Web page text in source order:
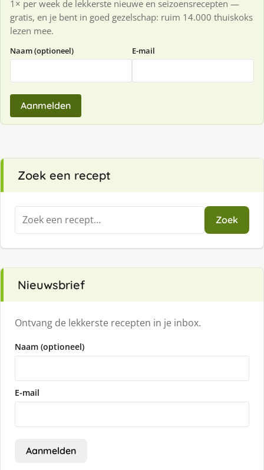
1× per week de lekkerste nieuwe en seizoensrecepten —
gratis, en je bent in goed gezelschap: ruim 14.000 thuiskoks
lezen mee.
Naam (optioneel) E-mail
Aanmelden
Zoek een recept
Zoeken
naar:
Zoek
Nieuwsbrief
Ontvang de lekkerste recepten in je inbox.
Naam (optioneel)
E-mail
Aanmelden